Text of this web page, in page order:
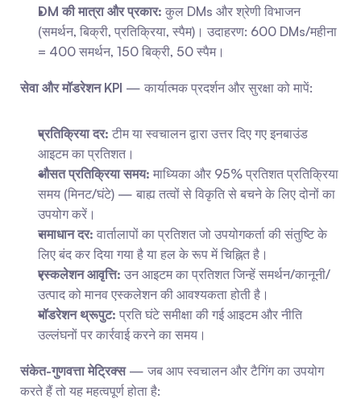
DM की मात्रा और प्रकार: कुल DMs और श्रेणी विभाजन
(समर्थन, बिक्री, प्रतिक्रिया, स्पैम)। उदाहरण: 600 DMs/महीना
= 400 समर्थन, 150 बिक्री, 50 स्पैम।
सेवा और मॉडरेशन KPI — कार्यात्मक प्रदर्शन और सुरक्षा को मापें:
प्रतिक्रिया दर: टीम या स्वचालन द्वारा उत्तर दिए गए इनबाउंड
आइटम का प्रतिशत।
औसत प्रतिक्रिया समय: माध्यिका और 95% प्रतिशत प्रतिक्रिया
समय (मिनट/घंटे) — बाह्य तत्वों से विकृति से बचने के लिए दोनों का
उपयोग करें।
समाधान दर: वार्तालापों का प्रतिशत जो उपयोगकर्ता की संतुष्टि के
लिए बंद कर दिया गया है या हल के रूप में चिह्नित है।
एस्कलेशन आवृत्ति: उन आइटम का प्रतिशत जिन्हें समर्थन/कानूनी/
उत्पाद को मानव एस्कलेशन की आवश्यकता होती है।
मॉडरेशन थ्रूपुट: प्रति घंटे समीक्षा की गई आइटम और नीति
उल्लंघनों पर कार्रवाई करने का समय।
संकेत-गुणवत्ता मेट्रिक्स — जब आप स्वचालन और टैगिंग का उपयोग
करते हैं तो यह महत्वपूर्ण होता है: